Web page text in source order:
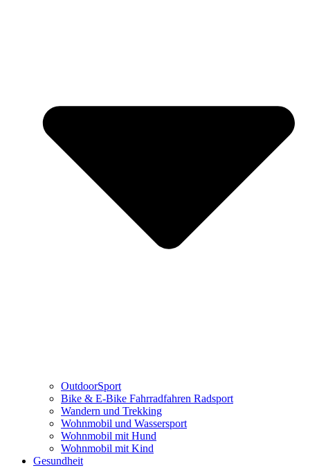
OutdoorSport
Bike & E-Bike Fahrradfahren Radsport
Wandern und Trekking
Wohnmobil und Wassersport
Wohnmobil mit Hund
Wohnmobil mit Kind
Gesundheit